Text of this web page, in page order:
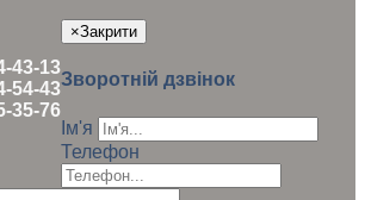
43-13
54-43
35-76
×Закрити
Зворотній дзвінок
Ім'я
Телефон